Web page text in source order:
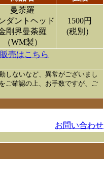
曼荼羅
ダントヘッド
剛界曼荼羅
（WM製）
1500円
(税別）
販売はこちら
しないなど、異常がございまし
をご確認の上、お手数ですが、ご
お問い合わせ